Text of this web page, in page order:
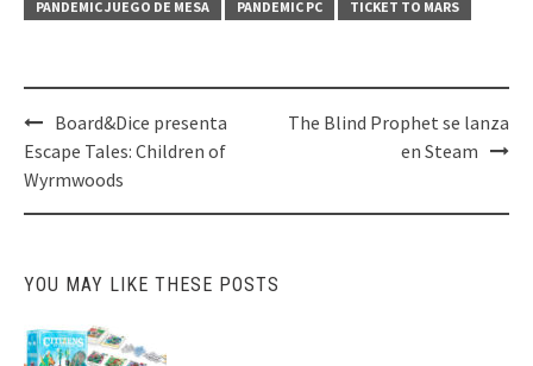
PANDEMIC JUEGO DE MESA
PANDEMIC PC TICKET TO MARS
Post
navigation
Board&Dice presenta
Escape Tales: Children of
Wyrmwoods
The Blind Prophet se lanza
en Steam
YOU MAY LIKE THESE POSTS